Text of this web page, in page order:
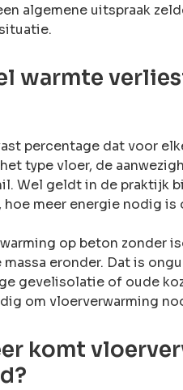
algemene uitspraak
warmte
percentage dat voor
type vloer, de
Wel geldt in de praktijk
meer energie nodig
op beton zonder
massa eronder. Dat is
gevelisolatie of oude
om vloerverwarming
komt